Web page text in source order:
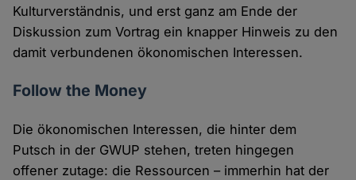
Kulturverständnis, und erst ganz am Ende der
Diskussion zum Vortrag ein knapper Hinweis zu den
damit verbundenen ökonomischen Interessen.
Follow the Money
Die ökonomischen Interessen, die hinter dem
Putsch in der GWUP stehen, treten hingegen
offener zutage: die Ressourcen – immerhin hat der